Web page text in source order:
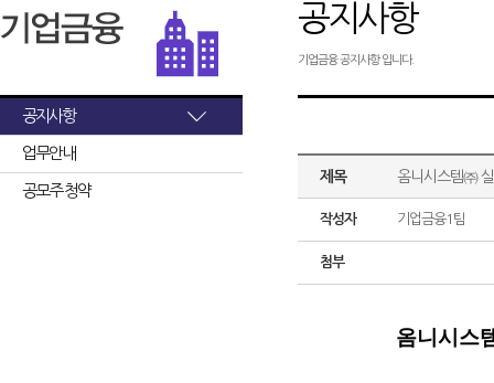
공지사항
업무안내
공모주 청약
공지사항
기업금융 공지사항 입니다.
제목 옴니시스템㈜
작성자 기업금융1팀
첨부
옴니시스